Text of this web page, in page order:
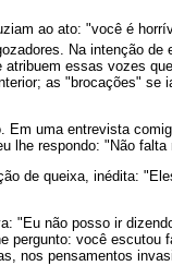
ao ato: "você é
Na intenção de
essas vozes
as "brocações" se
uma entrevista
lhe respondo: "Não falta
de queixa, inédita:
"Eu não posso ir
pergunto: você escutou
nos pensamentos